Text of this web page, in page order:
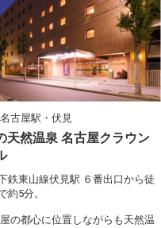
古屋駅・伏見
天然温泉 名古屋クラウン
鉄東山線伏見駅 ６番出口から徒
約5分。
の都心に位置しながらも天然温